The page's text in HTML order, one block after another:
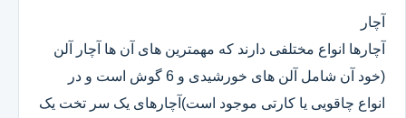
آچار
آچارها انواع مختلفی دارند که مهمترین های آن ها آچار آلن
(خود آن شامل آلن های خورشیدی و 6 گوش است و در
انواع چاقویی یا کارتی موجود است)آچارهای یک سر تخت یک